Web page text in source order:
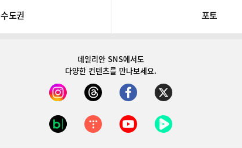
수도권 포토
데일리안 SNS에서도
다양한 컨텐츠를 만나보세요.